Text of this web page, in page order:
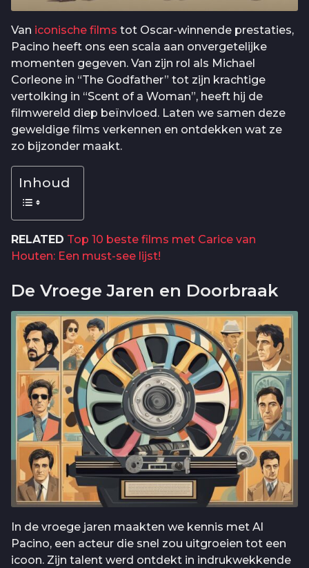
Van iconische films tot Oscar-winnende prestaties,
Pacino heeft ons een scala aan onvergetelijke
momenten gegeven. Van zijn rol als Michael
Corleone in “The Godfather” tot zijn krachtige
vertolking in “Scent of a Woman”, heeft hij de
filmwereld diep beïnvloed. Laten we samen deze
geweldige films verkennen en ontdekken wat ze
zo bijzonder maakt.
Inhoud
RELATED Top 10 beste films met Carice van
Houten: Een must-see lijst!
De Vroege Jaren en Doorbraak
In de vroege jaren maakten we kennis met Al
Pacino, een acteur die snel zou uitgroeien tot een
icoon. Zijn talent werd ontdekt in indrukwekkende